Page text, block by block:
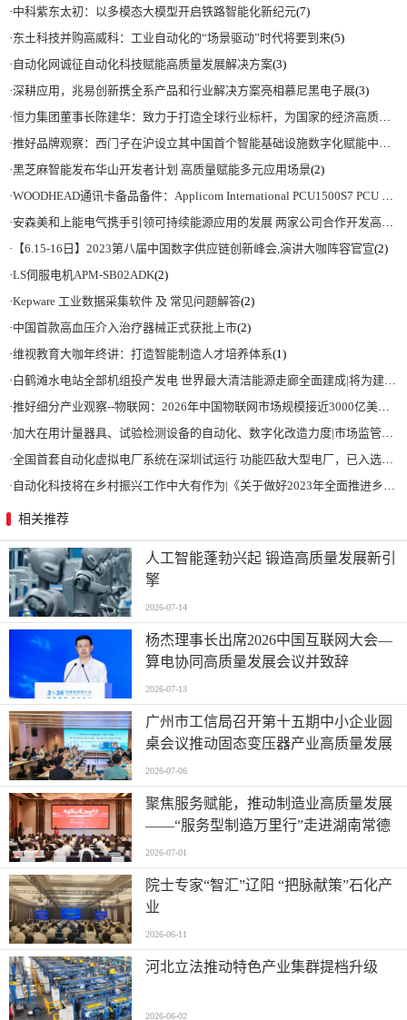
·中科紫东太初：以多模态大模型开启铁路智能化新纪元(7)
·东土科技并购高威科：工业自动化的“场景驱动”时代将要到来(5)
· 自动化网诚征自动化科技赋能高质量发展解决方案(3)
·深耕应用，兆易创新携全系产品和行业解决方案亮相慕尼黑电子展(3)
·恒力集团董事长陈建华：致力于打造全球行业标杆，为国家的经济高质量发展贡献更大力量|上海电气集团党委书记、董事长吴磊来访
·推好品牌观察：西门子在沪设立其中国首个智能基础设施数字化赋能中心
·黑芝麻智能发布华山开发者计划 高质量赋能多元应用场景(2)
·WOODHEAD通讯卡备品备件：Applicom International PCU1500S7 PCU 1500 S7 V4.5.0
·安森美和上能电气携手引领可持续能源应用的发展 两家公司合作开发高性能储能和太阳能组串式逆变器方案 以实现可持续的未来
· 【6.15-16日】2023第八届中国数字供应链创新峰会,演讲大咖阵容官宣(2)
·LS伺服电机APM-SB02ADK(2)
·Kepware 工业数据采集软件 及 常见问题解答(2)
·中国首款高血压介入治疗器械正式获批上市(2)
·维视教育大咖年终讲：打造智能制造人才培养体系(1)
·白鹤滩水电站全部机组投产发电 世界最大清洁能源走廊全面建成|将为建设新型能源体系、保障国家能源安全、实现“双碳”目标提供有力支撑
·推好细分产业观察--物联网：2026年中国物联网市场规模接近3000亿美元 智慧工厂、智慧城市、智慧电网等将占60%以上
·加大在用计量器具、试验检测设备的自动化、数字化改造力度|市场监管总局 工业和信息化部 关于促进企业计量能力提升的指导意见
·全国首套自动化虚拟电厂系统在深圳试运行 功能匹敌大型电厂，已入选国际典型案例
· 自动化科技将在乡村振兴工作中大有作为|《关于做好2023年全面推进乡村振兴重点工作的意见》发布
相关推荐
人工智能蓬勃兴起 锻造高质量发展新引
擎
2026-07-14
杨杰理事长出席2026中国互联网大会—
算电协同高质量发展会议并致辞
2026-07-13
广州市工信局召开第十五期中小企业圆
桌会议推动固态变压器产业高质量发展
2026-07-06
聚焦服务赋能，推动制造业高质量发展
——“服务型制造万里行”走进湖南常德
2026-07-01
院士专家“智汇”辽阳 “把脉献策”石化产
业
2026-06-11
河北立法推动特色产业集群提档升级
2026-06-02